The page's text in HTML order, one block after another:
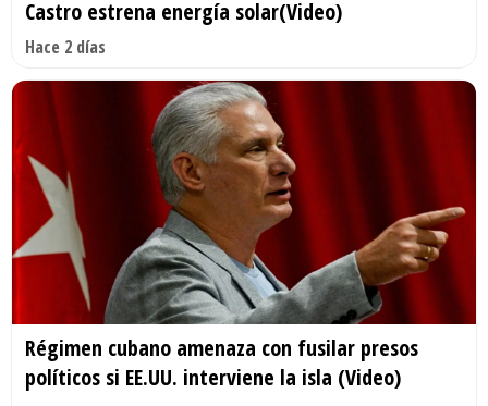
Castro estrena energía solar(Video)
Hace 2 días
Régimen cubano amenaza con fusilar presos
políticos si EE.UU. interviene la isla (Video)